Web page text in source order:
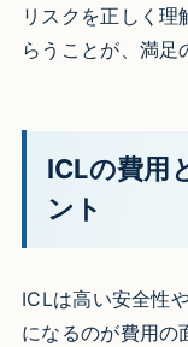
リスクを正しく
らうことが、満足
ICLの費用
ント
ICLは高い安全性
になるのが費用の